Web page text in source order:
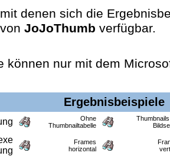
denen sich die
JoJoThumb verfügbar.
können nur mit dem
Ergebnisbeispiele
Ohne
Thumbnailtabelle
Frames
horizontal